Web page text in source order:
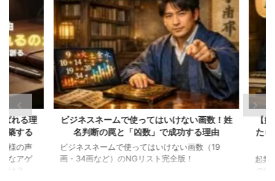
れる理
する
の声
アゲ
ビジネスネームで使ってはいけない画数！姓
名判断の罠と「凶数」で成功する理由
ビジネスネームで使ってはいけない画数（19
画・34画など）のNGリスト完全版！
【姓名
たら
起業
で迷